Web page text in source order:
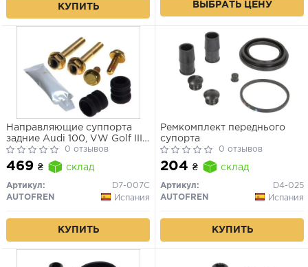
КУПИТЬ ВЫБРАТЬ ЦЕНУ
Направляющие суппорта
задние Audi 100, VW Golf III,
Mercedes W2020 отзывов
469 ₴ склад
Артикул:
D7-007C
AUTOFREN
Испания
КУПИТЬ
Ремкомплект переднього
супорта
0 отзывов
204 ₴ склад
Артикул:
D4-025
AUTOFREN
Испания
КУПИТЬ